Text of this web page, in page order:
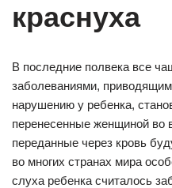
краснуха
В последние полвека все
заболеваниями,
нарушению у ребенка,
перенесенные женщиной во
переданные через кровь
во многих странах мира
слуха ребенка считалось